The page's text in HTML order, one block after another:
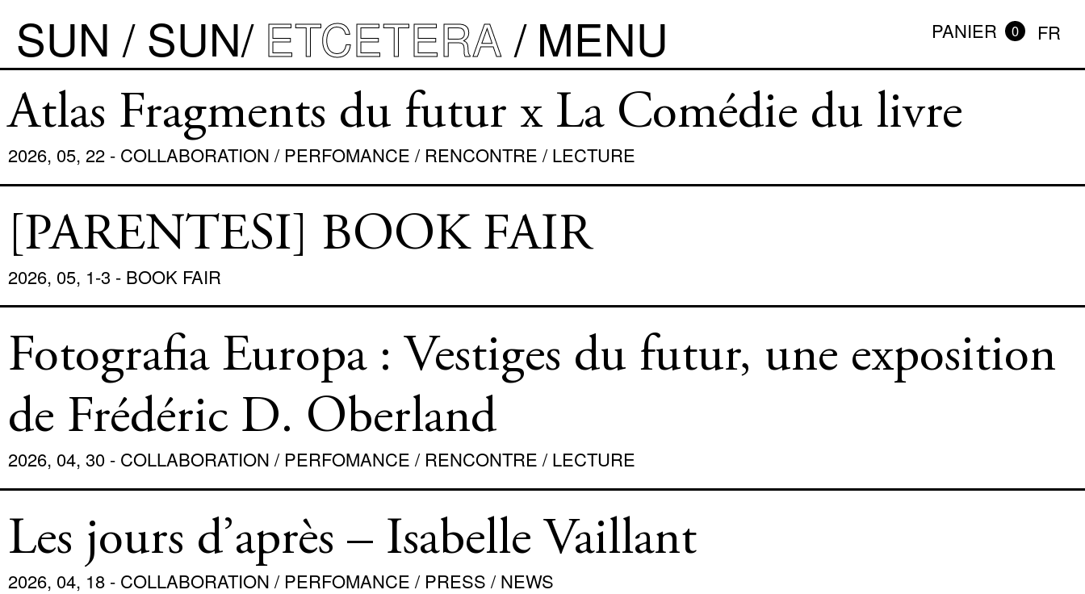
SUN / SUN ETCETERA MENU PANIER 0 FR
SUN/SUN
ÉDITIONS
COLLECTION FLÉCHETTE
PHOTOGRAPHY BOOK
GRAPHIC OBJECT
LES IMMATÉRIELS
CHAOS ?
DESSIN
ETCETERA
BOOK FAIR
COLLABORATION / PERFORMANCE
RENCONTRE / LECTURE
PRESS / NEWS
CONTACT
ACCOUNT
Atlas Fragments du futur x La Comédie du livre
2026, 05, 22 - COLLABORATION / PERFOMANCE / RENCONTRE / LECTURE
[PARENTESI] BOOK FAIR
2026, 05, 1-3 - BOOK FAIR
Fotografia Europa : Vestiges du futur, une exposition
de Frédéric D. Oberland
2026, 04, 30 - COLLABORATION / PERFOMANCE / RENCONTRE / LECTURE
Les jours d’après – Isabelle Vaillant
2026, 04, 18 - COLLABORATION / PERFOMANCE / PRESS / NEWS